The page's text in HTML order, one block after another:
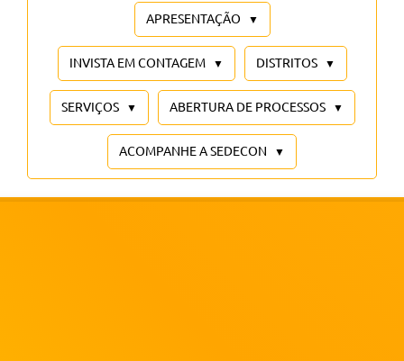
APRESENTAÇÃO
INVISTA EM CONTAGEM DISTRITOS
SERVIÇOS ABERTURA DE PROCESSOS
ACOMPANHE A SEDECON